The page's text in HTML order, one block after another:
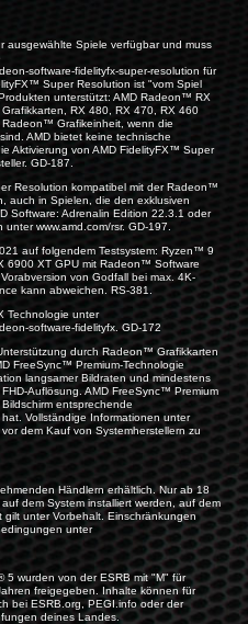
ausgewählte Spiele verfügbar und muss
software-fidelityfx-super-resolution für
Super Resolution ist "vom Spiel
unterstützt: AMD Radeon™ RX
RX 480, RX 470, RX 460
Grafikeinheit, wenn die
AMD bietet keine technische
Aktivierung von AMD FidelityFX™ Super
GD-187.
Resolution kompatibel mit der Radeon™
auch in Spielen, die den exklusiven
Software: Adrenalin Edition 22.3.1 oder
unterwww.amd.com/rsr. GD-197.
auf folgendem Testsystem: Ryzen™ 9
6900 XT GPU mit Radeon™ Software
von Godfall bei max. 4K-
kann abweichen. RS-381.
Technologie unter
software-fidelityfx . GD-172
durch Radeon™ Grafikkarten
FreeSync™ Premium-Technologie
langsamer Bildraten und mindestens
Auflösung. AMD FreeSync™ Premium
entsprechende
Vollständige Informationen unter
dem Kauf von Systemherstellern zu
Händlern erhältlich. Nur ab 18
dem System installiert werden, auf dem
unter Vorbehalt. Einschränkungen
unter
wurden von der ESRB mit "M" für
freigegeben. Inhalte können für
bei ESRB.org, PEGI.info oder der
deines Landes.